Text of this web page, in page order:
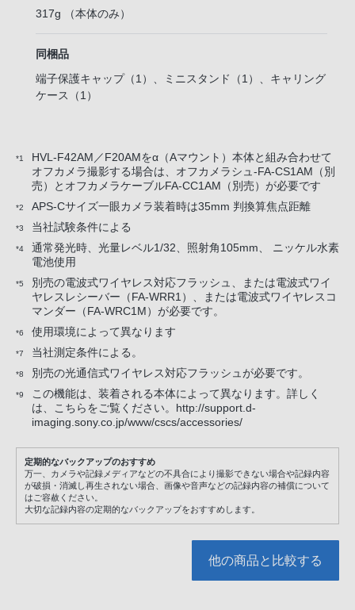
317g （本体のみ）
同梱品
端子保護キャップ（1）、ミニスタンド（1）、キャリング
ケース（1）
*1
HVL-F42AM／F20AMをα（Aマウント）本体と組み合わせて
オフカメラ撮影する場合は、オフカメラシュ-FA-CS1AM（別
売）とオフカメラケーブルFA-CC1AM（別売）が必要です
*2 APS-Cサイズ一眼カメラ装着時は35mm 判換算焦点距離
*3 当社試験条件による
*4
通常発光時、光量レベル1/32、照射角105mm、 ニッケル水素
電池使用
*5
別売の電波式ワイヤレス対応フラッシュ、または電波式ワイ
ヤレスレシーバー（FA-WRR1）、または電波式ワイヤレスコ
マンダー（FA-WRC1M）が必要です。
*6 使用環境によって異なります
*7 当社測定条件による。
*8 別売の光通信式ワイヤレス対応フラッシュが必要です。
*9
この機能は、装着される本体によって異なります。詳しく
は、こちらをご覧ください。http://support.d-
imaging.sony.co.jp/www/cscs/accessories/
定期的なバックアップのおすすめ
万一、カメラや記録メディアなどの不具合により撮影できない場合や記録内容
が破損・消滅し再生されない場合、画像や音声などの記録内容の補償について
はご容赦ください。
大切な記録内容の定期的なバックアップをおすすめします。
他の商品と比較する